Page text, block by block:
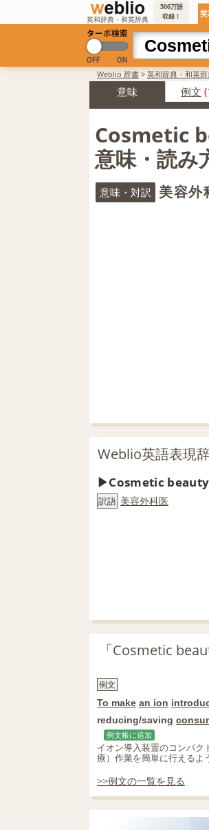
英和辞典・和英辞典
506万語
収録！
Weblio 辞書 > 英和辞典・和英
意味 例文
Cosmetic
意味・読み
意味・対訳 美容外
Weblio英語表現
Cosmetic
訳語 美容外科医
「Cosmetic
例文
To make an ion
reducing/saving
例文帳に追加
イオン導入装置のコンパ
療）作業を簡単に行えるよ
>>例文の一覧を見る